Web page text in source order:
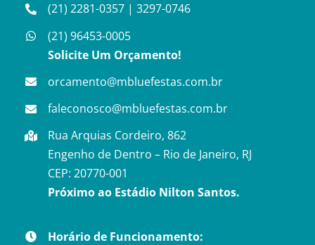
(21) 2281-0357 |3297-0746
(21) 96453-0005
Solicite Um Orçamento!
orcamento@mbluefestas.com.br
faleconosco@mbluefestas.com.br
Rua Arquias Cordeiro, 862
Engenho de Dentro – Rio de Janeiro, RJ
CEP: 20770-001
Próximo ao Estádio Nilton Santos.
Horário de Funcionamento: